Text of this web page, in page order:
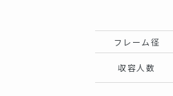
フレーム径
収容人数